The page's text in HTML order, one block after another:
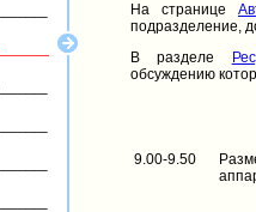
На странице
подразделение,
В разделе
обсуждению
9.00-9.50